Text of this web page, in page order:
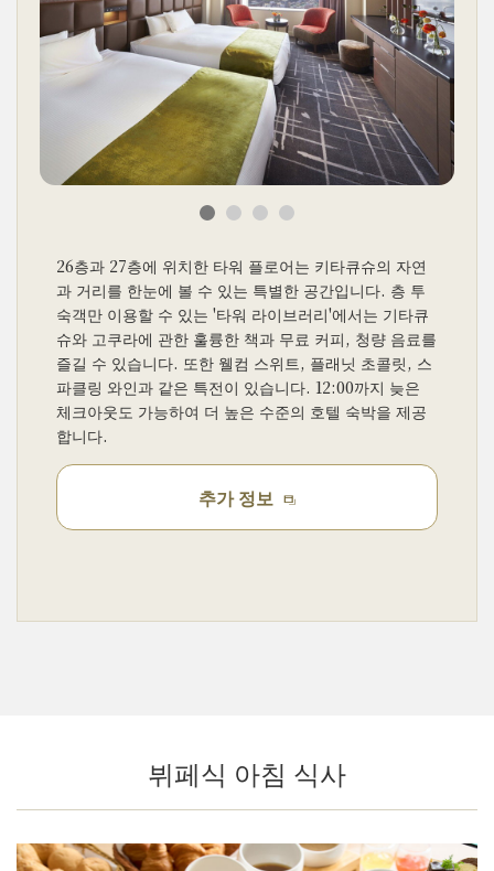
26층과 27층에 위치한 타워 플로어는 키타큐슈의 자연
과 거리를 한눈에 볼 수 있는 특별한 공간입니다. 층 투
숙객만 이용할 수 있는 '타워 라이브러리'에서는 기타큐
슈와 고쿠라에 관한 훌륭한 책과 무료 커피, 청량 음료를
즐길 수 있습니다. 또한 웰컴 스위트, 플래닛 초콜릿, 스
파클링 와인과 같은 특전이 있습니다. 12:00까지 늦은
체크아웃도 가능하여 더 높은 수준의 호텔 숙박을 제공
합니다.
추가 정보
뷔페식 아침 식사